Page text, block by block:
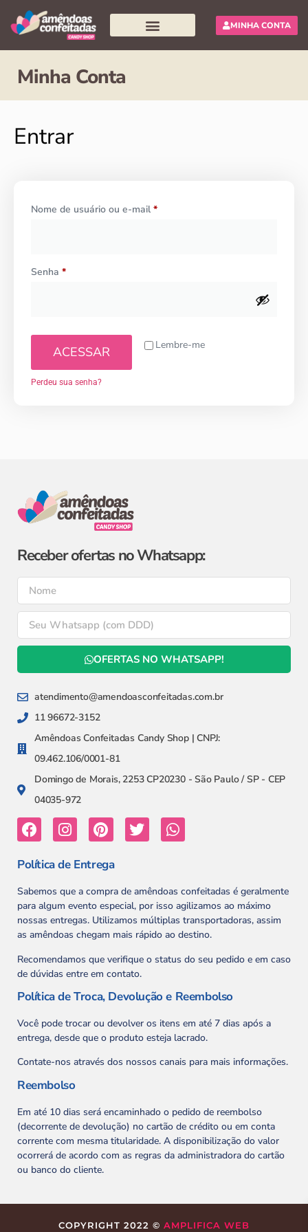
MINHA CONTA
Minha Conta
Entrar
Nome de usuário ou e-mail *
Senha *
Lembre-me
ACESSAR
Perdeu sua senha?
Receber ofertas no Whatsapp:
OFERTAS NO WHATSAPP!
atendimento@amendoasconfeitadas.com.br
11 96672-3152
Amêndoas Confeitadas Candy Shop | CNPJ:
09.462.106/0001-81
Domingo de Morais, 2253 CP20230 - São Paulo / SP - CEP
04035-972
Política de Entrega
Sabemos que a compra de amêndoas confeitadas é geralmente
para algum evento especial, por isso agilizamos ao máximo
nossas entregas. Utilizamos múltiplas transportadoras, assim
as amêndoas chegam mais rápido ao destino.
Recomendamos que verifique o status do seu pedido e em caso
de dúvidas entre em contato.
Política de Troca, Devolução e Reembolso
Você pode trocar ou devolver os itens em até 7 dias após a
entrega, desde que o produto esteja lacrado.
Contate-nos através dos nossos canais para mais informações.
Reembolso
Em até 10 dias será encaminhado o pedido de reembolso
(decorrente de devolução) no cartão de crédito ou em conta
corrente com mesma titularidade. A disponibilização do valor
ocorrerá de acordo com as regras da administradora do cartão
ou banco do cliente.
COPYRIGHT 2022 © AMPLIFICA WEB